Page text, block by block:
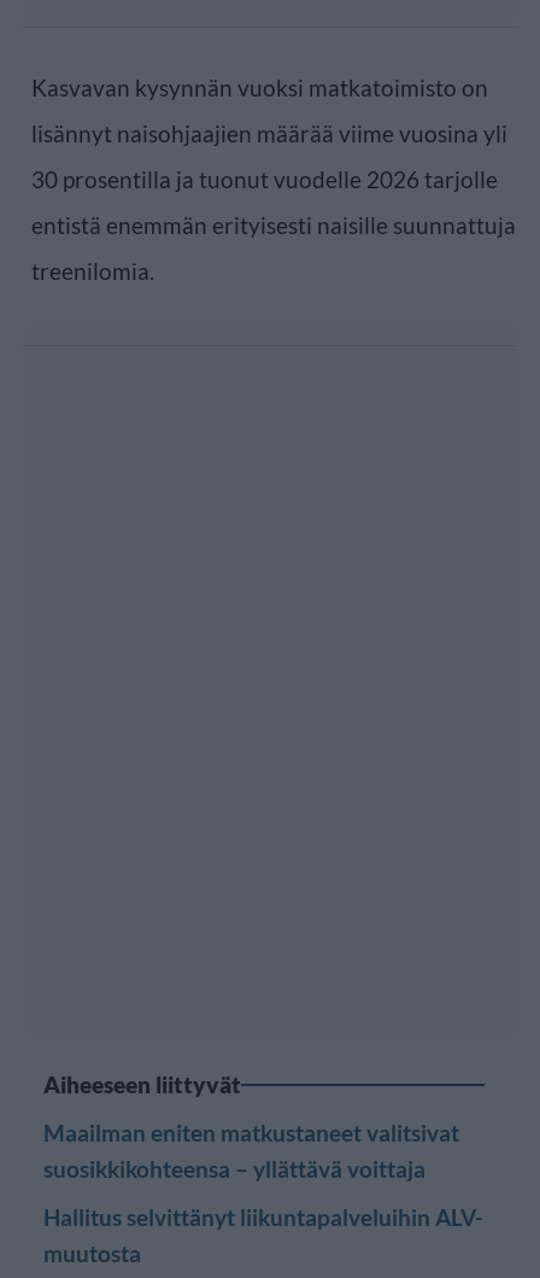
Kasvavan kysynnän vuoksi matkatoimisto on
lisännyt naisohjaajien määrää viime vuosina yli
30 prosentilla ja tuonut vuodelle 2026 tarjolle
entistä enemmän erityisesti naisille suunnattuja
treenilomia.
Aiheeseen liittyvät
Maailman eniten matkustaneet valitsivat
suosikkikohteensa – yllättävä voittaja
Hallitus selvittänyt liikuntapalveluihin ALV-
muutosta